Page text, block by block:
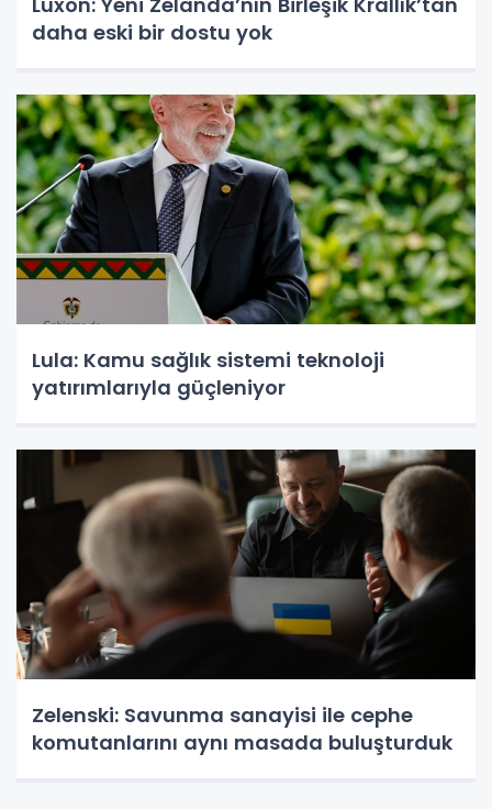
daha eski bir dostu yok
Lula: Kamu sağlık sistemi teknoloji
yatırımlarıyla güçleniyor
Zelenski: Savunma sanayisi ile cephe
komutanlarını aynı masada buluşturduk